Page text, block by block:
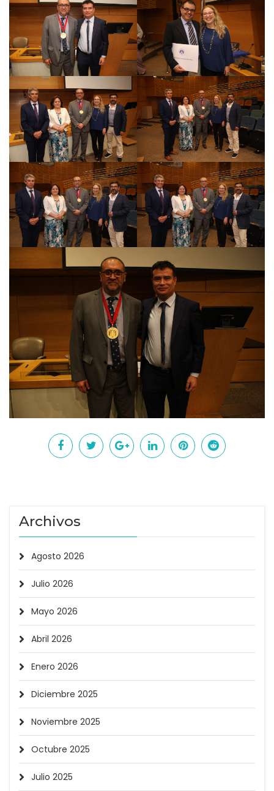
Archivos
Agosto 2026
Julio 2026
Mayo 2026
Abril 2026
Enero 2026
Diciembre 2025
Noviembre 2025
Octubre 2025
Julio 2025